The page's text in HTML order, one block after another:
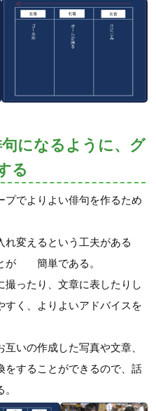
句になるように、グ
る
プでよりよい俳句を作るため
れ変えるという工夫がある
が 簡単である。
撮ったり、文章に表したりし
すく、よりよいアドバイスを
いの作成した写真や文章、
をすることができるので、話